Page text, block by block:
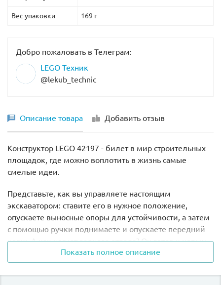
Вес упаковки 169 г
Добро пожаловать в Телеграм:
LEGO Техник
@lekub_technic
Описание товара Добавить отзыв
Конструктор LEGO 42197 - билет в мир строительных
площадок, где можно воплотить в жизнь самые
смелые идеи.
Представьте, как вы управляете настоящим
экскаватором: ставите его в нужное положение,
опускаете выносные опоры для устойчивости, а затем
с помощью ручки поднимаете и опускаете передний
ковш. А как насчет заднего отвала? Он готов к новым
задачам на стройке!
Набор LEGO 42197 - не просто развлечение, а целый
Показать полное описание